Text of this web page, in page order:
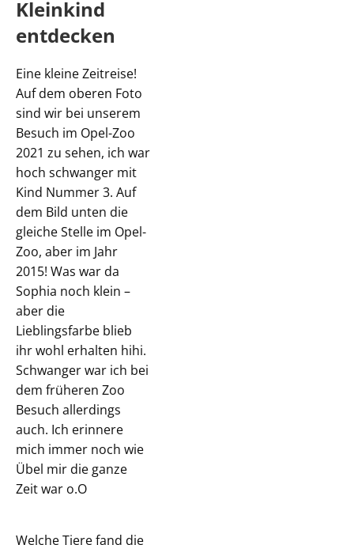
Kleinkind
entdecken
Eine kleine Zeitreise!
Auf dem oberen Foto
sind wir bei unserem
Besuch im Opel-Zoo
2021 zu sehen, ich war
hoch schwanger mit
Kind Nummer 3. Auf
dem Bild unten die
gleiche Stelle im Opel-
Zoo, aber im Jahr
2015! Was war da
Sophia noch klein –
aber die
Lieblingsfarbe blieb
ihr wohl erhalten hihi.
Schwanger war ich bei
dem früheren Zoo
Besuch allerdings
auch. Ich erinnere
mich immer noch wie
Übel mir die ganze
Zeit war o.O
Welche Tiere fand die